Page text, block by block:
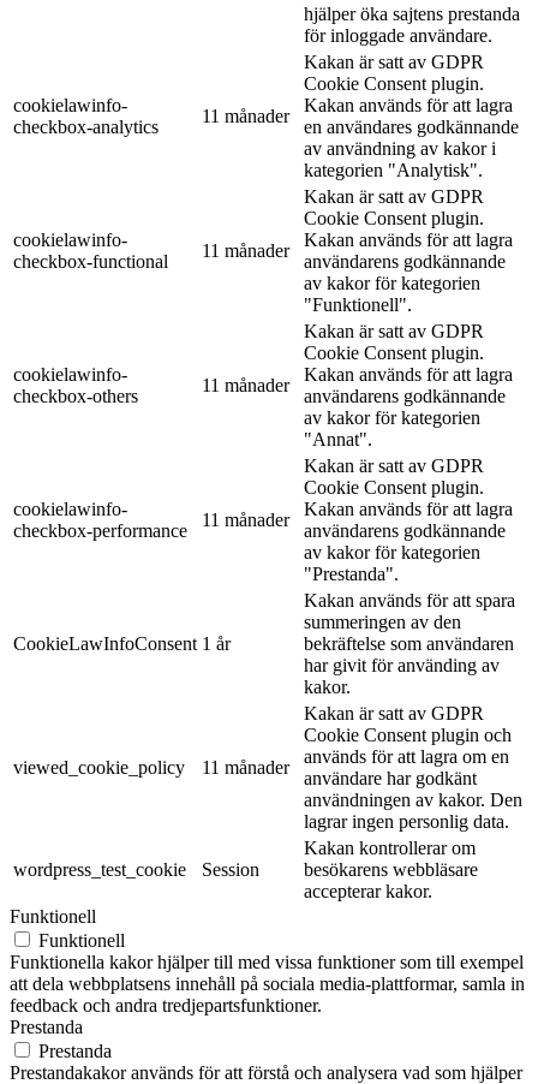
hjälper öka sajtens prestanda
för inloggade användare.
cookielawinfo-
checkbox-analytics
11 månader
Kakan är satt av GDPR
Cookie Consent plugin.
Kakan används för att lagra
en användares godkännande
av användning av kakor i
kategorien "Analytisk".
cookielawinfo-
checkbox-functional
11 månader
Kakan är satt av GDPR
Cookie Consent plugin.
Kakan används för att lagra
användarens godkännande
av kakor för kategorien
"Funktionell".
cookielawinfo-
checkbox-others
11 månader
Kakan är satt av GDPR
Cookie Consent plugin.
Kakan används för att lagra
användarens godkännande
av kakor för kategorien
"Annat".
cookielawinfo-
checkbox-performance
11 månader
Kakan är satt av GDPR
Cookie Consent plugin.
Kakan används för att lagra
användarens godkännande
av kakor för kategorien
"Prestanda".
CookieLawInfoConsent 1 år
Kakan används för att spara
summeringen av den
bekräftelse som användaren
har givit för använding av
kakor.
viewed_cookie_policy 11 månader
Kakan är satt av GDPR
Cookie Consent plugin och
används för att lagra om en
användare har godkänt
användningen av kakor. Den
lagrar ingen personlig data.
wordpress_test_cookie Session
Kakan kontrollerar om
besökarens webbläsare
accepterar kakor.
Funktionell
Funktionell
Funktionella kakor hjälper till med vissa funktioner som till exempel
att dela webbplatsens innehåll på sociala media-plattformar, samla in
feedback och andra tredjepartsfunktioner.
Prestanda
Prestanda
Prestandakakor används för att förstå och analysera vad som hjälper